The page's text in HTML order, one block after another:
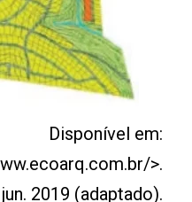
Disponível em:
>.
2019 (adaptado).